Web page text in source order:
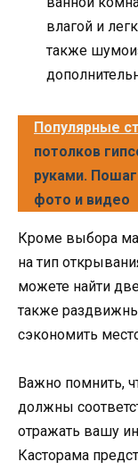
влагой и
также
Популярные
потолков
руками.
фото и видео
Кроме выбора
на тип
можете найти
также
сэкономить
Важно помнить,
должны
отражать вашу
Касторама